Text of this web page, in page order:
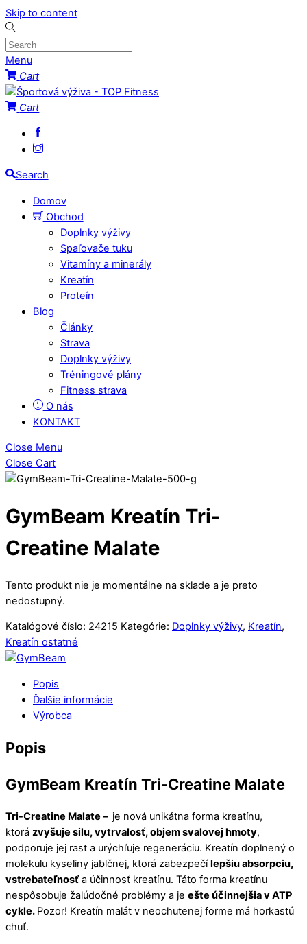
Skip to content
Menu
Cart
Cart
Search
Domov
Obchod
Doplnky výživy
Spaľovače tuku
Vitamíny a minerály
Kreatín
Proteín
Blog
Články
Strava
Doplnky výživy
Tréningové plány
Fitness strava
O nás
KONTAKT
Close Menu
Close Cart
GymBeam Kreatín Tri-
Creatine Malate
Tento produkt nie je momentálne na sklade a je preto
nedostupný.
Katalógové číslo: 24215 Kategórie: Doplnky výživy, Kreatín,
Kreatín ostatné
Popis
Ďalšie informácie
Výrobca
Popis
GymBeam Kreatín Tri-Creatine Malate
Tri-Creatine Malate – je nová unikátna forma kreatínu,
ktorá zvyšuje silu, vytrvalosť, objem svalovej hmoty,
podporuje jej rast a urýchľuje regeneráciu. Kreatín doplnený o
molekulu kyseliny jablčnej, ktorá zabezpečílepšiu absorpciu,
vstrebateľnosť a účinnosť kreatínu. Táto forma kreatínu
nespôsobuje žalúdočné problémy a je ešte účinnejšia v ATP
cykle. Pozor! Kreatín malát v neochutenej forme má horkastú
chuť.